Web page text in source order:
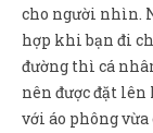
cho người nhìn.
hợp khi bạn đi
đường thì cá
nên được đặt lên
với áo phông